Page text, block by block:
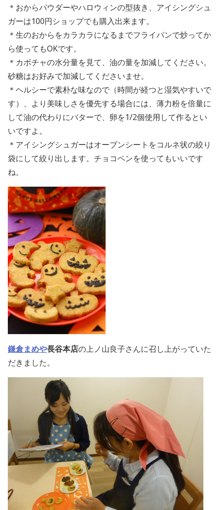
＊おからパウダーやハロウィンの型抜き、アイシングシュ
ガーは100円ショップでも購入出来ます。
＊生のおからをカラカラになるまでフライパンで炒ってか
ら使ってもOKです。
＊カボチャの水分量を見て、油の量を加減してください。
砂糖はお好みで加減してくださいませ。
＊ヘルシーで素朴な味なので（時間が経つと湿気やすいで
す）、より美味しさを優先する場合には、薄力粉を倍量に
して油の代わりにバターで、卵を1/2個使用して作るとい
いですよ。
＊アイシングシュガーはオーブンシートをコルネ状の絞り
袋にして絞り出します。チョコペンを使ってもいいです
ね。
鎌倉まめや長谷本店の上ノ山良子さんに召し上がっていた
だきました。